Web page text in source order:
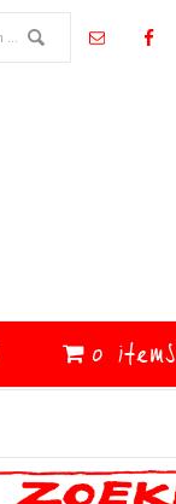
0 items